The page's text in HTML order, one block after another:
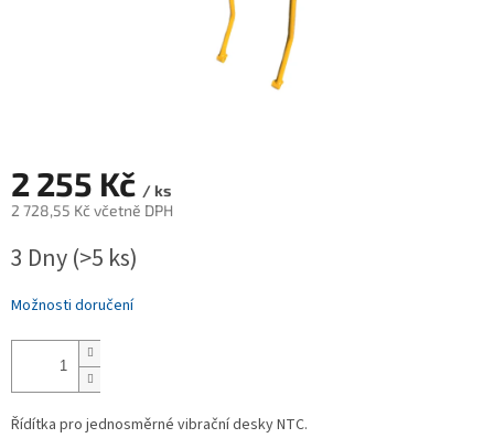
2 255 Kč / ks
2 728,55 Kč včetně DPH
cena:
3 Dny(>5 ks)
Možnosti doručení
Řídítka pro jednosměrné vibrační desky NTC.